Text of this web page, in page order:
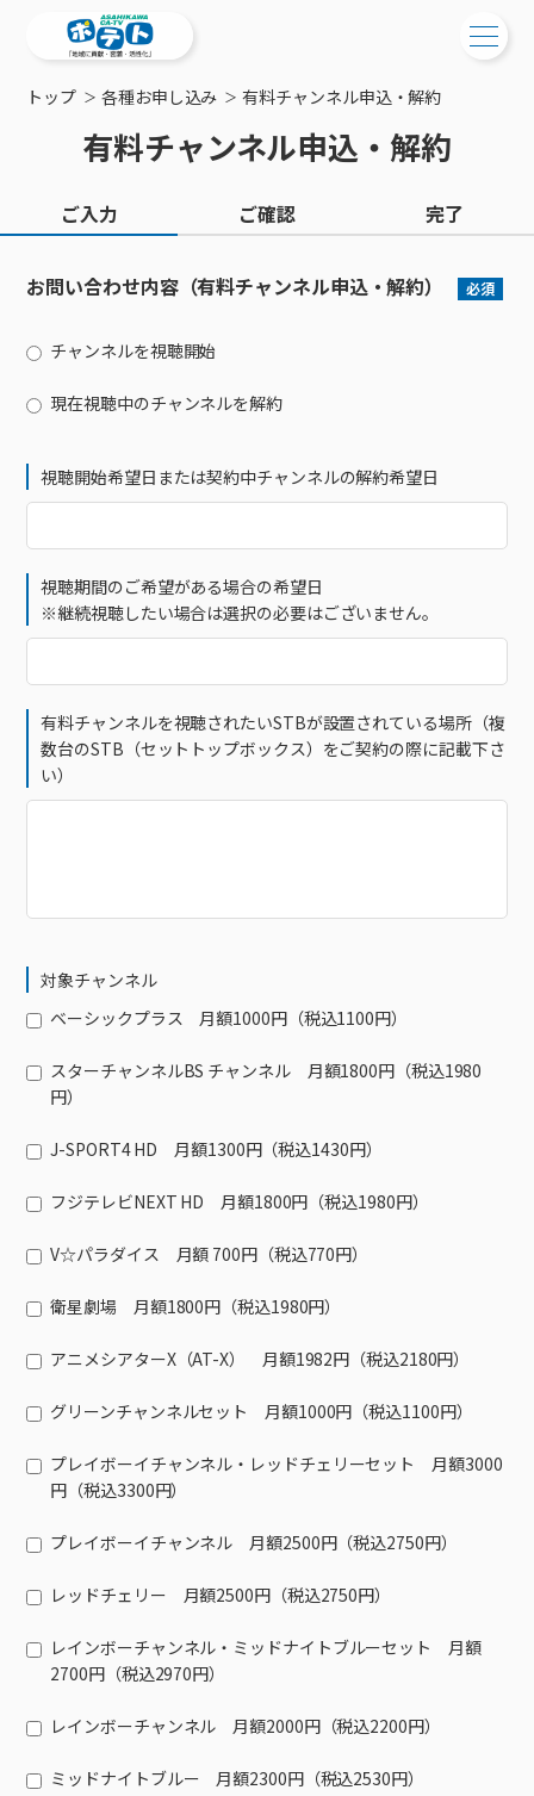
サービス提供エリア
ポテトを導入している集合住宅
物件情報
おトクな割引サービス
ご加入中の方
ご加入中のサービス確認・変更
サポートサービストップ
回線速度測定
訪問サポート＆サポートパックサービス料⾦表
新着情報
ポテトからのプレゼント
イベントカレンダー
講座のご案内
サービス案内
サービス案内
ケーブルテレビ
チャンネル紹介
料⾦プラン
NHK衛星受信料団体⼀括⽀払
機器⼀覧
インターネットトップ
料⾦プラン
Wi-Fiサービス
ポテトホーム防犯カメラ
オプションサービス
インターネットギガシェアプラン
固定電話トップ
基本料⾦・通話料⾦
オプションサービス
auスマートバリュー
auまとめトーク
ポテトスマートフォン
ポテトスマートフォントップ
料⾦プラン
機種⼀覧
オプションサービス
でんきトップ
ポラリンでんき×ポテト
ポテトでんき
ケーブルプラスでんき
暮らしを快適にするサービストップ
ポテトライフメール
⽣活あんしんサービス
みるプラス
コミチャン
お困りの方はこちら
メンテナンス
マイページ
お申し込み
トップ 各種お申し込み 有料チャンネル申込・解約
有料チャンネル申込・解約
ご入力 ご確認 完了
お問い合わせ内容（有料チャンネル申込・解約） 必須
チャンネルを視聴開始
現在視聴中のチャンネルを解約
視聴開始希望日または契約中チャンネルの解約希望日
視聴期間のご希望がある場合の希望日
※継続視聴したい場合は選択の必要はございません。
有料チャンネルを視聴されたいSTBが設置されている場所（複
数台のSTB（セットトップボックス）をご契約の際に記載下さ
い）
対象チャンネル
ベーシックプラス 月額1000円（税込1100円）
スターチャンネルBS チャンネル 月額1800円（税込1980
円）
J-SPORT4 HD 月額1300円（税込1430円）
フジテレビNEXT HD 月額1800円（税込1980円）
V☆パラダイス 月額 700円（税込770円）
衛星劇場 月額1800円（税込1980円）
アニメシアターX（AT-X） 月額1982円（税込2180円）
グリーンチャンネルセット 月額1000円（税込1100円）
プレイボーイチャンネル・レッドチェリーセット 月額3000
円（税込3300円）
プレイボーイチャンネル 月額2500円（税込2750円）
レッドチェリー 月額2500円（税込2750円）
レインボーチャンネル・ミッドナイトブルーセット 月額
2700円（税込2970円）
レインボーチャンネル 月額2000円（税込2200円）
ミッドナイトブルー 月額2300円（税込2530円）